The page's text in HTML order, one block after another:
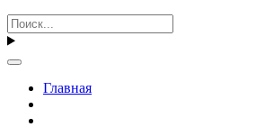
Главная